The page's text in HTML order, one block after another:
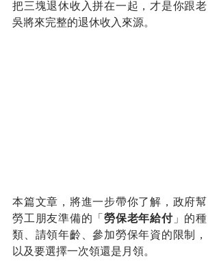
把三塊退休收入拼在一起，才是你跟老
吳將來完整的退休收入來源。
本篇文章，將進一步帶你了解，政府幫
勞工朋友準備的「 勞保老年給付」的種
類、請領年齡、參加勞保年資的限制，
以及要選擇一次領還是月領。